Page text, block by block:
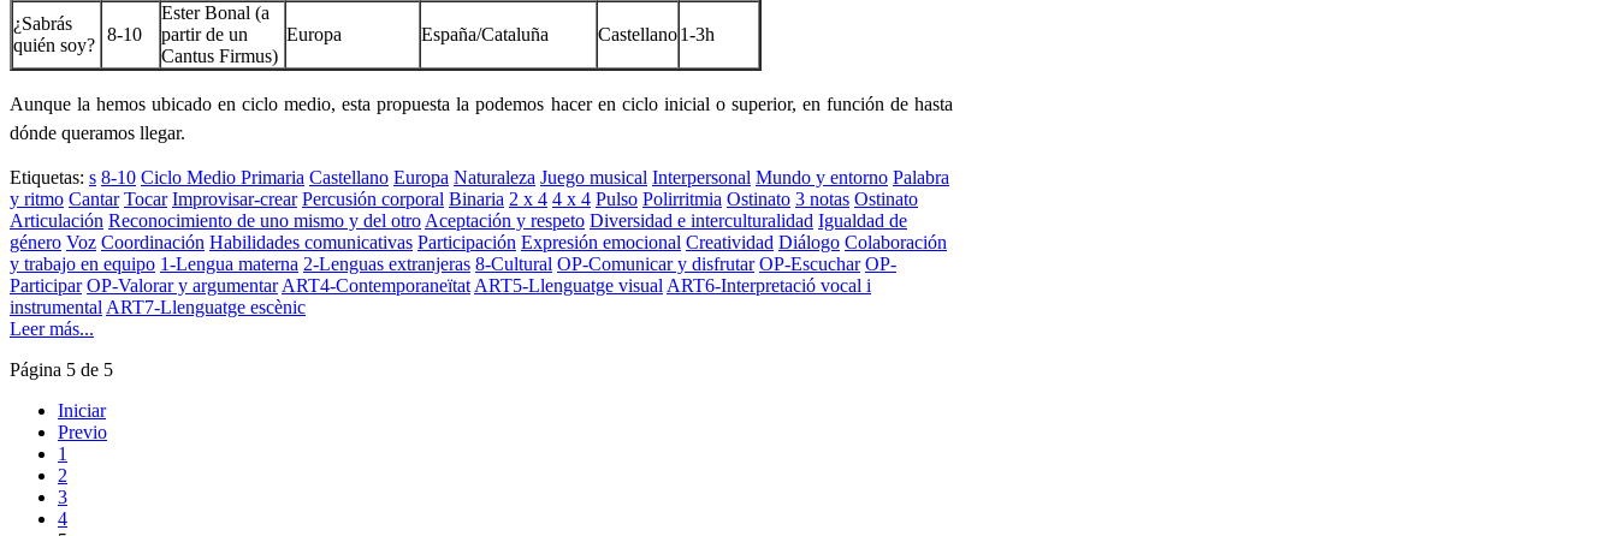
¿Sabrás
quién soy?
8-10
Ester Bonal (a
partir de un
Cantus Firmus)
Europa España/Cataluña Castellano1-3h
Aunque la hemos ubicado en ciclo medio, esta propuesta la podemos hacer en ciclo inicial o superior, en función de hasta
dónde queramos llegar.
Etiquetas: s 8-10 Ciclo Medio Primaria Castellano Europa Naturaleza Juego musical Interpersonal Mundo y entorno Palabra
y ritmo Cantar Tocar Improvisar-crear Percusión corporal Binaria 2 x 4 4 x 4 Pulso Polirritmia Ostinato 3 notas Ostinato
Articulación Reconocimiento de uno mismo y del otro Aceptación y respeto Diversidad e interculturalidad Igualdad de
género Voz Coordinación Habilidades comunicativas Participación Expresión emocional Creatividad Diálogo Colaboración
y trabajo en equipo 1-Lengua materna 2-Lenguas extranjeras 8-Cultural OP-Comunicar y disfrutar OP-Escuchar OP-
Participar OP-Valorar y argumentar ART4-Contemporaneïtat ART5-Llenguatge visual ART6-Interpretació vocal i
instrumental ART7-Llenguatge escènic
Leer más...
Página 5 de 5
Iniciar
Previo
1
2
3
4